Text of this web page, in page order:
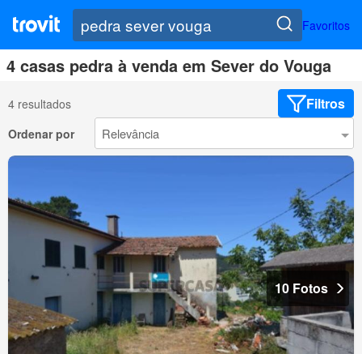
Favoritos
4 casas pedra à venda em Sever do Vouga
4 resultados Filtros
Ordenar por
10 Fotos